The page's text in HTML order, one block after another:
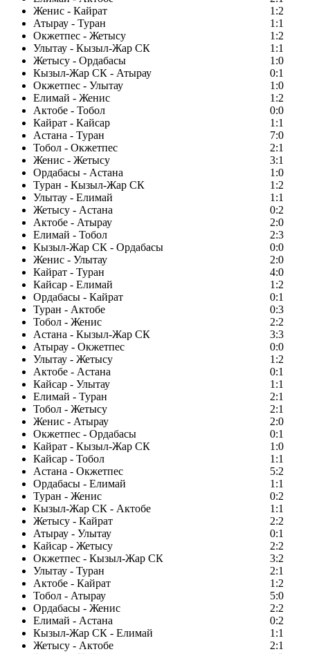
Женис - Кайрат
1:2
Атырау - Туран
1:1
Окжетпес - Жетысу
1:2
Улытау - Кызыл-Жар СК
1:1
Жетысу - Ордабасы
1:0
Кызыл-Жар СК - Атырау
0:1
Окжетпес - Улытау
1:0
Елимай - Женис
1:2
Актобе - Тобол
0:0
Кайрат - Кайсар
1:1
Астана - Туран
7:0
Тобол - Окжетпес
2:1
Женис - Жетысу
3:1
Ордабасы - Астана
1:0
Туран - Кызыл-Жар СК
1:2
Улытау - Елимай
1:1
Жетысу - Астана
0:2
Актобе - Атырау
2:0
Елимай - Тобол
2:3
Кызыл-Жар СК - Ордабасы
0:0
Женис - Улытау
2:0
Кайрат - Туран
4:0
Кайсар - Елимай
1:2
Ордабасы - Кайрат
0:1
Туран - Актобе
0:3
Тобол - Женис
2:2
Астана - Кызыл-Жар СК
3:3
Атырау - Окжетпес
0:0
Улытау - Жетысу
1:2
Актобе - Астана
0:1
Кайсар - Улытау
1:1
Елимай - Туран
2:1
Тобол - Жетысу
2:1
Женис - Атырау
2:0
Окжетпес - Ордабасы
0:1
Кайрат - Кызыл-Жар СК
1:0
Кайсар - Тобол
1:1
Астана - Окжетпес
5:2
Ордабасы - Елимай
1:1
Туран - Женис
0:2
Кызыл-Жар СК - Актобе
1:1
Жетысу - Кайрат
2:2
Атырау - Улытау
0:1
Кайсар - Жетысу
2:2
Окжетпес - Кызыл-Жар СК
3:2
Улытау - Туран
2:1
Актобе - Кайрат
1:2
Тобол - Атырау
5:0
Ордабасы - Женис
2:2
Елимай - Астана
0:2
Кызыл-Жар СК - Елимай
1:1
Жетысу - Актобе
2:1